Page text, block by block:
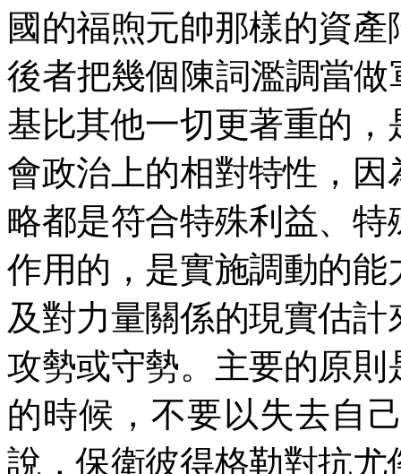
國的福煦元帥那樣的資
後者把幾個陳詞濫調當
基比其他一切更著重的
會政治上的相對特性，
略都是符合特殊利益、
作用的，是實施調動的
及對力量關係的現實估
攻勢或守勢。主要的原
的時候，不要以失去自
說，保衛彼得格勒對抗